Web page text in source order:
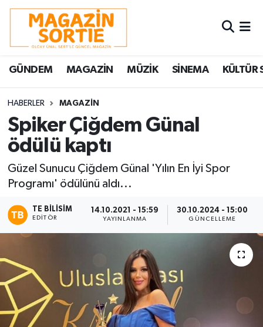
GÜNDEM MAGAZİN MÜZİK SİNEMA KÜLTÜR
HABERLER MAGAZİN
Spiker Çiğdem Günal
ödülü kaptı
Güzel Sunucu Çiğdem Günal 'Yılın En İyi Spor
Programı' ödülünü aldı...
TE BILISIM
EDITÖR
14.10.2021 - 15:59
YAYINLANMA
30.10.2024 - 15:00
GÜNCELLEME
Nöbetçi Eczaneler
Hava Durumu
Trafik Durumu
Süper Lig Puan Durumu ve Fikstür
Tüm Manşetler